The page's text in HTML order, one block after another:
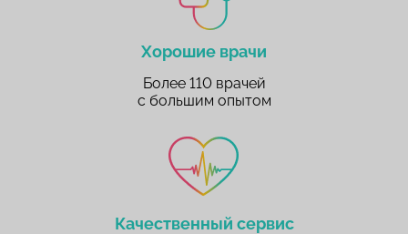
Хорошие врачи
Более 110 врачей
с большим опытом
Качественный сервис